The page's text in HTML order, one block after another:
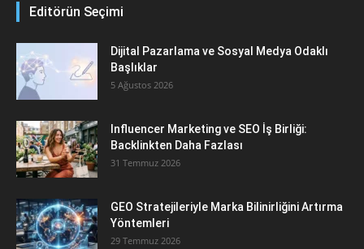
Editörün Seçimi
Dijital Pazarlama ve Sosyal Medya Odaklı
Başlıklar
5 Ağustos 2026
Influencer Marketing ve SEO İş Birliği:
Backlinkten Daha Fazlası
31 Temmuz 2026
GEO Stratejileriyle Marka Bilinirliğini Artırma
Yöntemleri
29 Temmuz 2026